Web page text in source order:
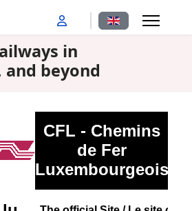
Select your
in
beyond